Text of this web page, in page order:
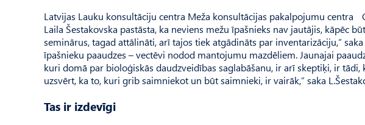
Latvijas Lauku konsultāciju centra Meža konsultācijas pakalpojumu centra
Laila Šestakovska pastāsta, ka neviens mežu īpašnieks nav jautājis, kāpēc
seminārus, tagad attālināti, arī tajos tiek atgādināts par inventarizāciju,”
īpašnieku paaudzes – vectēvi nodod mantojumu mazdēliem. Jaunajai
kuri domā par bioloģiskās daudzveidības saglabāšanu, ir arī skeptiķi, ir
uzsvērt, ka to, kuri grib saimniekot un būt saimnieki, ir vairāk,” saka
Tas ir izdevīgi